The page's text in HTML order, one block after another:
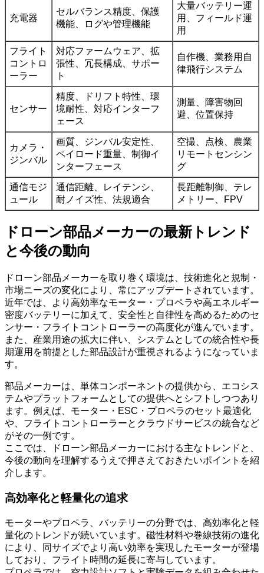
充電器
セルバランス精度、保護
機能、ログや管理機能
大量バッテリー運
用、フィールド運
用
フライト
コントロ
ーラー
対応ファームウェア、拡
張性、冗長構成、サポー
ト
自作機、業務用自
律飛行システム
センサー
精度、ドリフト特性、環
境耐性、対応インターフ
ェース
測量、障害物回
避、位置保持
カメラ・
ジンバル
画質、ジンバル安定性、
ペイロード重量、制御イ
ンターフェース
空撮、点検、農業
リモートセンシン
グ
通信モジ
ュール
通信距離、レイテンシ、
耐ノイズ性、法規適合
長距離制御、テレ
メトリー、FPV
ドローン部品メーカーの最新トレンド
と今後の動向
ドローン部品メーカーを取り巻く環境は、技術進化と規制・
市場ニーズの変化により、常にアップデートされています。
近年では、より高効率なモーター・プロペラや高エネルギー
密度バッテリーに加えて、安全性と自律性を高めるためのセ
ンサー・フライトコントローラーの高度化が進んでいます。
また、産業用途の拡大に伴い、システムとしての統合性や長
期運用を前提とした部品設計が重視されるようになっていま
す。
部品メーカーは、単体コンポーネントの提供から、エコシス
テムやプラットフォームとしての提供へとシフトしつつあり
ます。例えば、モーター・ESC・プロペラのセット最適化
や、フライトコントローラーとクラウドサービスの統合など
がその一例です。
ここでは、ドローン部品メーカーにおける主なトレンドと、
今後の動向を理解するうえで押さえておきたいポイントを紹
介します。
高効率化と軽量化の追求
モーターやプロペラ、バッテリーの分野では、高効率化と軽
量化のトレンドが続いています。磁性材料や巻線技術の進化
により、同サイズでより高い効率を実現したモーターが登場
しており、フライト時間の延長に寄与しています。